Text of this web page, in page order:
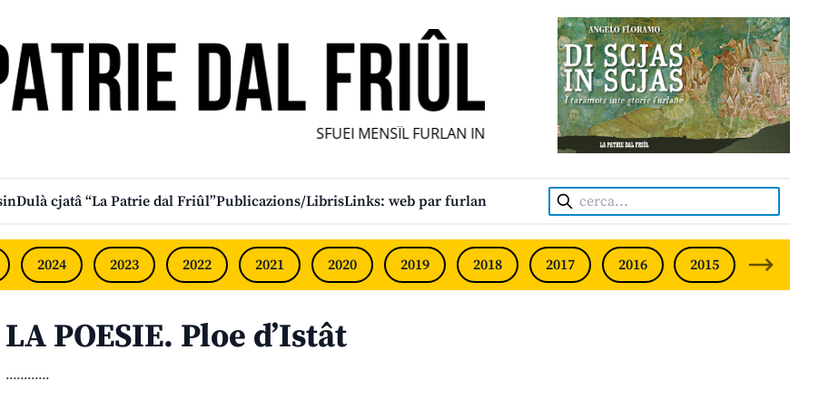
SFUEI MENSÎL FURLAN INDIPENDENT • INDEPENDENT FRIULIAN MONTHLY
Dulà cjatâ “La Patrie dal Friûl”Publicazions/LibrisLinks: web par furlan Cerca:
2024 2023 2022 2021 2020 2019 2018 2017 2016 2015 2014
LA POESIE. Ploe d’Istât
............